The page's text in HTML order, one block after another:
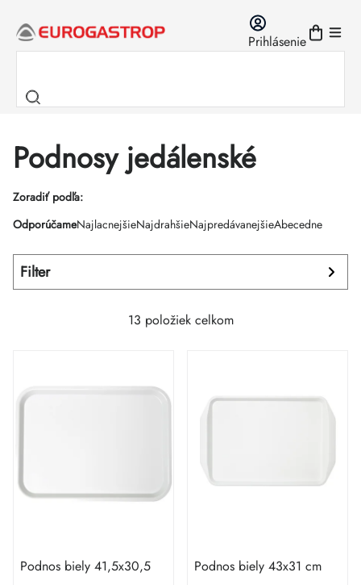
obsah
Prihlásenie
Podnosy jedálenské
Zoradiť podľa:
Radenie
produktov
OdporúčameNajlacnejšieNajdrahšieNajpredávanejšieAbecedne
Filter
13 položiek celkom
Výpis
produktov
Podnos biely 41,5x30,5
Podnos biely 43x31 cm